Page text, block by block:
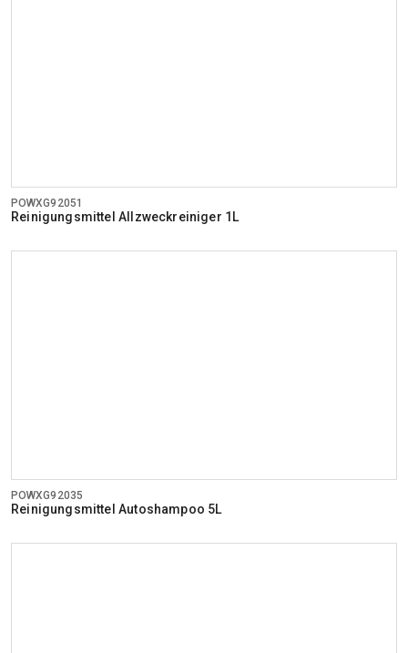
POWXG92051
Reinigungsmittel Allzweckreiniger 1L
POWXG92035
Reinigungsmittel Autoshampoo 5L